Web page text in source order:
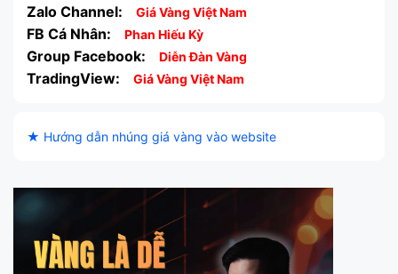
Zalo Channel: Giá Vàng Việt Nam
FB Cá Nhân: Phan Hiếu Kỳ
Group Facebook: Diễn Đàn Vàng
TradingView: Giá Vàng Việt Nam
★ Hướng dẫn nhúng giá vàng vào website